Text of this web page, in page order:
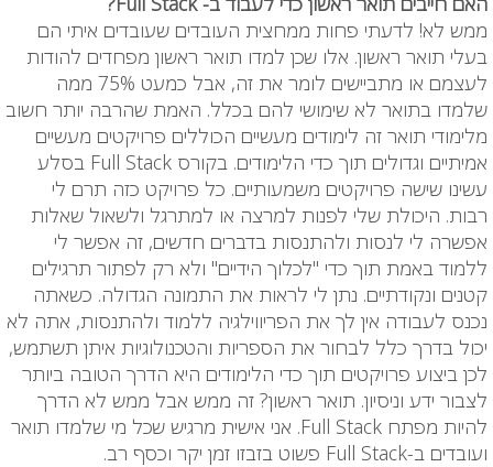
ממש לא! לדעתי פחות ממחצית העובדים שעובדים איתי הם
בעלי תואר ראשון. אלו שכן למדו תואר ראשון מפחדים להודות
לעצמם או מתביישים לומר את זה, אבל כמעט 75% ממה
שלמדו בתואר לא שימושי להם בכלל. האמת שהרבה יותר חשוב
מלימודי תואר זה לימודים מעשיים הכוללים פרויקטים מעשיים
אמיתיים וגדולים תוך כדי הלימודים. בקורס Full Stack בסלע
עשינו שישה פרויקטים משמעותיים. כל פרויקט כזה תרם לי
רבות. היכולת שלי לפנות למרצה או למתרגל ולשאול שאלות
אפשרה לי לנסות ולהתנסות בדברים חדשים, זה אפשר לי
ללמוד באמת תוך כדי "לכלוך הידיים" ולא רק לפתור תרגילים
קטנים ונקודתיים. נתן לי לראות את התמונה הגדולה. כשאתה
נכנס לעבודה אין לך את הפריווילגיה ללמוד ולהתנסות, אתה לא
יכול בדרך כלל לבחור את הספריות והטכנולוגיות איתן תשתמש,
לכן ביצוע פרויקטים תוך כדי הלימודים היא הדרך הטובה ביותר
לצבור ידע וניסיון. תואר ראשון? זה ממש אבל ממש לא הדרך
להיות מפתח Full Stack. אני אישית מרגיש שכל מי שלמדו תואר
ועובדים ב-Full Stack פשוט בזבזו זמן יקר וכסף רב.